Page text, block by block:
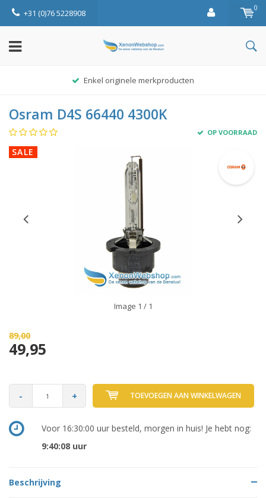
+31 (0)76 5228908 0
Enkel originele merkproducten
Osram D4S 66440 4300K
OP VOORRAAD
SALE
Image 1 / 1
89,00
49,95
- + TOEVOEGEN AAN WINKELWAGEN
Voor 16:30:00 uur besteld, morgen in huis! Je hebt nog:
9:40:08uur
Beschrijving